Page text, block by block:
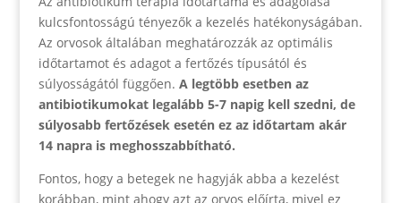
kulcsfontosságú tényezők a kezelés hatékonyságában.
Az orvosok általában meghatározzák az optimális
időtartamot és adagot a fertőzés típusától és
súlyosságától függően. A legtöbb esetben az
antibiotikumokat legalább 5-7 napig kell szedni, de
súlyosabb fertőzések esetén ez az időtartam akár
14 napra is meghosszabbítható.
Fontos, hogy a betegek ne hagyják abba a kezelést
korábban, mint ahogy azt az orvos előírta, mivel ez